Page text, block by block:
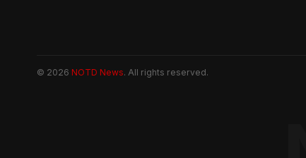
© 2026 NOTD News. All rights reserved.